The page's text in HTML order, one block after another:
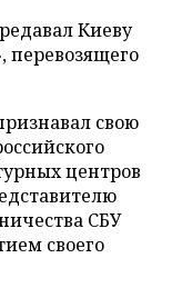
Киеву
перевозящего
свою
центров
СБУ
своего